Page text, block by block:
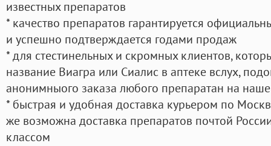
известных препаратов
* качество препаратов гарантируется
и успешно подтверждается годами продаж
* для стестинельных и скромных клиентов,
название Виагра или Сиалис в аптеке вслух,
анонимныого заказа любого препаратан на
* быстрая и удобная доставка курьером по
же возможна доставка препаратов почтой
классом